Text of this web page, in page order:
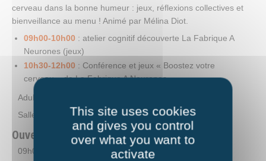
cerveau dans la bonne humeur : jeux, réflexions collectives et
bienveillance au menu ! Animé par Mélina Diot.
09h00-10h00 : atelier cognitif découverte La Fabrique A
Neurones (jeux)
10h30-12h00 : Conférence et jeux « Boostez votre
cerveau » de La Fabrique A Neurones
Adulte – Sans inscription.
Salle multi-activités.
Ouverture
09h00-10h00 et 10h30-12h00
This site uses cookies
and gives you control
over what you want to
activate